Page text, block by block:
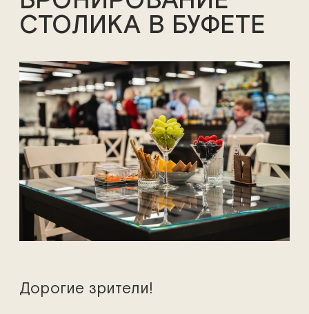
СТОЛИКА В БУФЕТЕ
Дорогие зрители!